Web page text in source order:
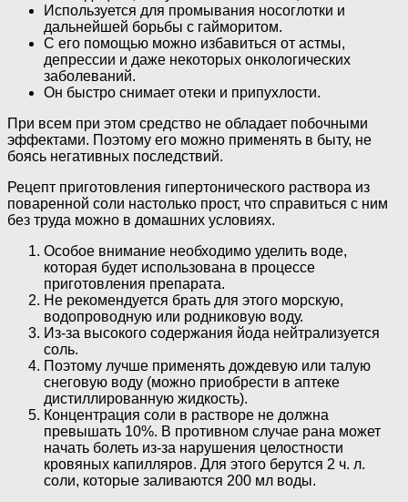
Используется для промывания носоглотки и
дальнейшей борьбы с гайморитом.
С его помощью можно избавиться от астмы,
депрессии и даже некоторых онкологических
заболеваний.
Он быстро снимает отеки и припухлости.
При всем при этом средство не обладает побочными
эффектами. Поэтому его можно применять в быту, не
боясь негативных последствий.
Рецепт приготовления гипертонического раствора из
поваренной соли настолько прост, что справиться с ним
без труда можно в домашних условиях.
Особое внимание необходимо уделить воде,
которая будет использована в процессе
приготовления препарата.
Не рекомендуется брать для этого морскую,
водопроводную или родниковую воду.
Из-за высокого содержания йода нейтрализуется
соль.
Поэтому лучше применять дождевую или талую
снеговую воду (можно приобрести в аптеке
дистиллированную жидкость).
Концентрация соли в растворе не должна
превышать 10%. В противном случае рана может
начать болеть из-за нарушения целостности
кровяных капилляров. Для этого берутся 2 ч. л.
соли, которые заливаются 200 мл воды.